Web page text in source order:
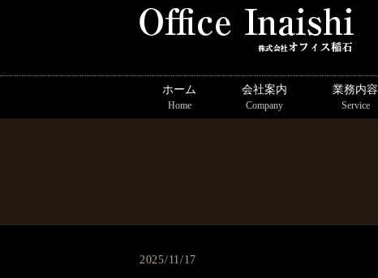
ホーム
Home
会社案内
Company
業務内容
Service
2025/11/17